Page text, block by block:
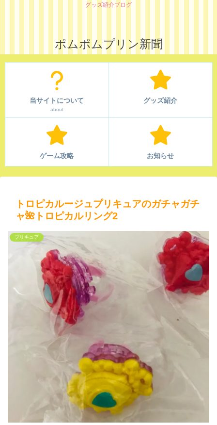
グッズ紹介ブログ
ポムポムプリン新聞
当サイトについて
about
グッズ紹介
ゲーム攻略 お知らせ
トロピカルージュプリキュアのガチャガチ
ャ🌺トロピカルリング2
プリキュア